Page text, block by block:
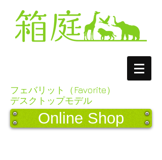
フェバリット（Favorite）
デスクトップモデル
Online Shop